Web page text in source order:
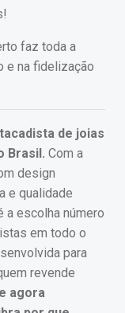
faz toda a
e na fidelização
de joias
Brasil. Com a
design
e qualidade
a escolha número
em todo o
para
revende
agora